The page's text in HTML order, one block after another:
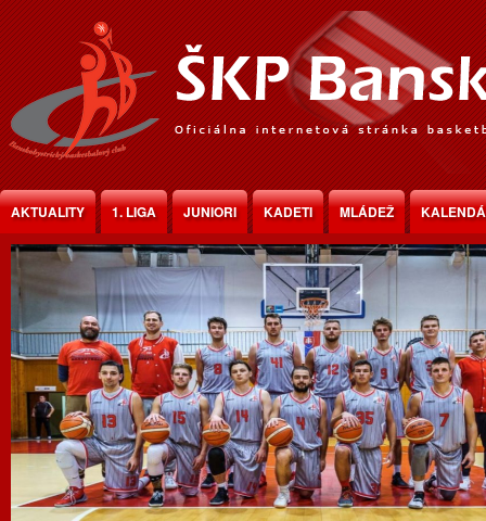
Jump to Content
AKTUALITY 1. LIGA JUNIORI KADETI MLÁDEŽ